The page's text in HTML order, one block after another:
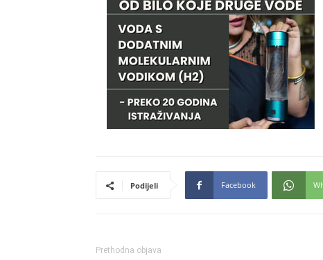
Podijeli Facebook
Prethodna objava